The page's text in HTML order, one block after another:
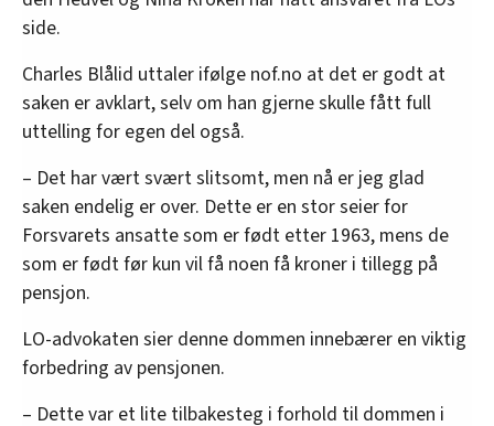
side.
Charles Blålid uttaler ifølge nof.no at det er godt at
saken er avklart, selv om han gjerne skulle fått full
uttelling for egen del også.
– Det har vært svært slitsomt, men nå er jeg glad
saken endelig er over. Dette er en stor seier for
Forsvarets ansatte som er født etter 1963, mens de
som er født før kun vil få noen få kroner i tillegg på
pensjon.
LO-advokaten sier denne dommen innebærer en viktig
forbedring av pensjonen.
– Dette var et lite tilbakesteg i forhold til dommen i